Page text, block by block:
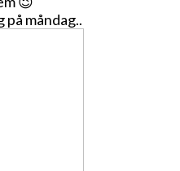
på måndag..